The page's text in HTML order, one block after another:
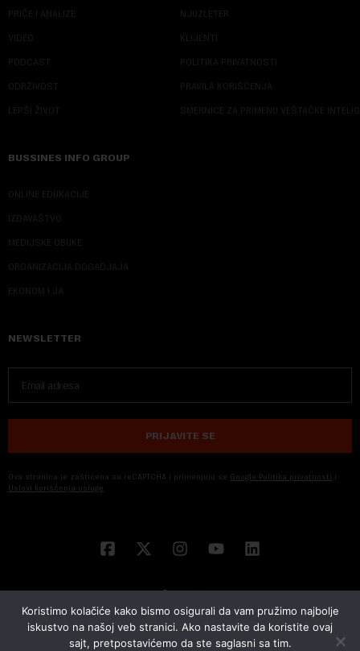
PRIČE I ANALIZE
VIDEO
PODCAST
ODRŽIVOST
LEPŠI ŽIVOT
NJUZLETER
KLIJENTI
POLITIKA PRIVATNOSTI
PRAVILA KORIŠĆENJA
SMERNICE ZA PRIMENU VEŠTAČKE
BUSSINES INFO GROUP
ONLINE EDUKACIJE
IZDAVAŠTVO
MEDIJSKE OBUKE
ORGANIZACIJA DOGADJAJA
EKONOM I JA
NEWSLETTER
PRIJAVITE SE
Ova stranica je zaštićena sa reCAPTCHA i primenjuju se Google Politika privatnosti i
Uslovi korišćenja usluge
Koristimo kolačiće kako bismo osigurali da vam pružimo najbolje
iskustvo na našoj veb stranici. Ako nastavite da koristite ovaj
sajt, pretpostavićemo da ste saglasni sa tim.